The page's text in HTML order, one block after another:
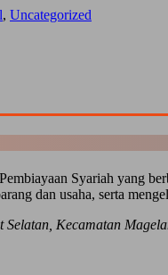
, Uncategorized
Syariah yang
dan usaha, serta
Kecamatan